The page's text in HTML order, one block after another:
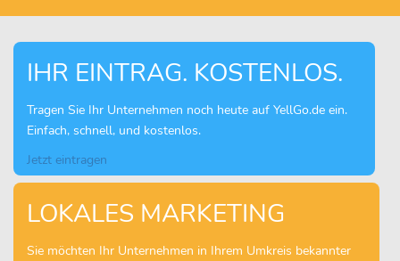
IHR EINTRAG. KOSTENLOS.
Tragen Sie Ihr Unternehmen noch heute auf YellGo.de ein.
Einfach, schnell, und kostenlos.
Jetzt eintragen
LOKALES MARKETING
Sie möchten Ihr Unternehmen in Ihrem Umkreis bekannter